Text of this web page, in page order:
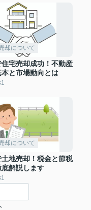
却について
宅売却成功！不動産
と市場動向とは
却について
地売却！税金と節税
解説します